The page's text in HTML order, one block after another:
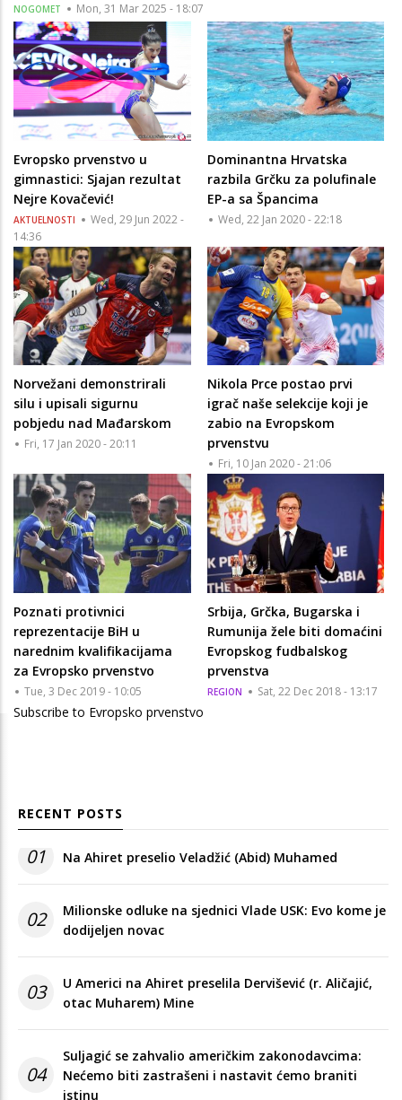
NOGOMET Mon, 31 Mar 2025 - 18:07
Evropsko prvenstvo u
gimnastici: Sjajan rezultat
Nejre Kovačević!
AKTUELNOSTI
Wed, 29 Jun 2022 -
14:36
Dominantna Hrvatska
razbila Grčku za polufinale
EP-a sa Špancima
Wed, 22 Jan 2020 - 22:18
Norvežani demonstrirali
silu i upisali sigurnu
pobjedu nad Mađarskom
Fri, 17 Jan 2020 - 20:11
Nikola Prce postao prvi
igrač naše selekcije koji je
zabio na Evropskom
prvenstvu
Fri, 10 Jan 2020 - 21:06
Poznati protivnici
reprezentacije BiH u
narednim kvalifikacijama
za Evropsko prvenstvo
Tue, 3 Dec 2019 - 10:05
Srbija, Grčka, Bugarska i
Rumunija žele biti domaćini
Evropskog fudbalskog
prvenstva
REGION Sat, 22 Dec 2018 - 13:17
Subscribe to Evropsko prvenstvo
RECENT POSTS
01 Na Ahiret preselio Veladžić (Abid) Muhamed
02
Milionske odluke na sjednici Vlade USK: Evo kome je
dodijeljen novac
03
U Americi na Ahiret preselila Dervišević (r. Aličajić,
otac Muharem) Mine
04
Suljagić se zahvalio američkim zakonodavcima:
Nećemo biti zastrašeni i nastavit ćemo braniti
istinu